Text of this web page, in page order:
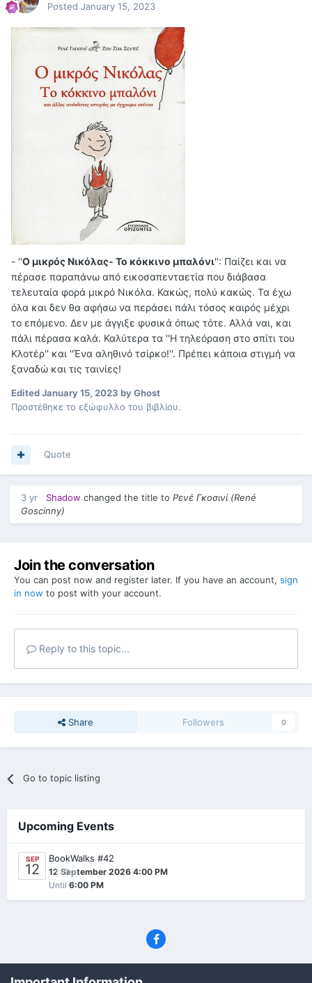
Posted January 15, 2023
- ''Ο μικρός Νικόλας- Το κόκκινο μπαλόνι'': Παίζει και να
πέρασε παραπάνω από εικοσαπενταετία που διάβασα
τελευταία φορά μικρό Νικόλα. Κακώς, πολύ κακώς. Τα έχω
όλα και δεν θα αφήσω να περάσει πάλι τόσος καιρός μέχρι
το επόμενο. Δεν με άγγιξε φυσικά όπως τότε. Αλλά ναι, και
πάλι πέρασα καλά. Καλύτερα τα ''Η τηλεόραση στο σπίτι του
Κλοτέρ'' και ''Ένα αληθινό τσίρκο!''. Πρέπει κάποια στιγμή να
ξαναδώ και τις ταινίες!
EditedJanuary 15, 2023 by Ghost
Προστέθηκε το εξώφυλλο του βιβλίου.
Quote
3 yr Shadow changed the title to Ρενέ Γκοσινί (René
Goscinny)
Join the conversation
You can post now and register later. If you have an account, sign
in now to post with your account.
Reply to this topic...
Share Followers 0
Go to topic listing
Upcoming Events
SEP
12 0
BookWalks #42
12 September 2026 4:00 PM
Until 6:00 PM